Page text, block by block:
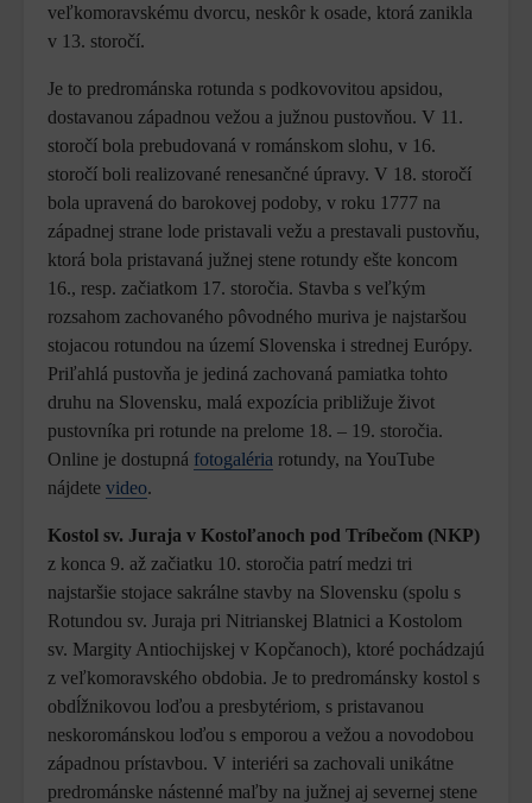
veľkomoravskému dvorcu, neskôr k osade, ktorá zanikla
v 13. storočí.
Je to predrománska rotunda s podkovovitou apsidou,
dostavanou západnou vežou a južnou pustovňou. V 11.
storočí bola prebudovaná v románskom slohu, v 16.
storočí boli realizované renesančné úpravy. V 18. storočí
bola upravená do barokovej podoby, v roku 1777 na
západnej strane lode pristavali vežu a prestavali pustovňu,
ktorá bola pristavaná južnej stene rotundy ešte koncom
16., resp. začiatkom 17. storočia. Stavba s veľkým
rozsahom zachovaného pôvodného muriva je najstaršou
stojacou rotundou na území Slovenska i strednej Európy.
Priľahlá pustovňa je jediná zachovaná pamiatka tohto
druhu na Slovensku, malá expozícia približuje život
pustovníka pri rotunde na prelome 18. – 19. storočia.
Online je dostupná fotogaléria rotundy, na YouTube
nájdete video.
Kostol sv. Juraja v Kostoľanoch pod Tríbečom (NKP)
z konca 9. až začiatku 10. storočia patrí medzi tri
najstaršie stojace sakrálne stavby na Slovensku (spolu s
Rotundou sv. Juraja pri Nitrianskej Blatnici a Kostolom
sv. Margity Antiochijskej v Kopčanoch), ktoré pochádzajú
z veľkomoravského obdobia. Je to predrománsky kostol s
obdĺžnikovou loďou a presbytériom, s pristavanou
neskorománskou loďou s emporou a vežou a novodobou
západnou prístavbou. V interiéri sa zachovali unikátne
predrománske nástenné maľby na južnej aj severnej stene